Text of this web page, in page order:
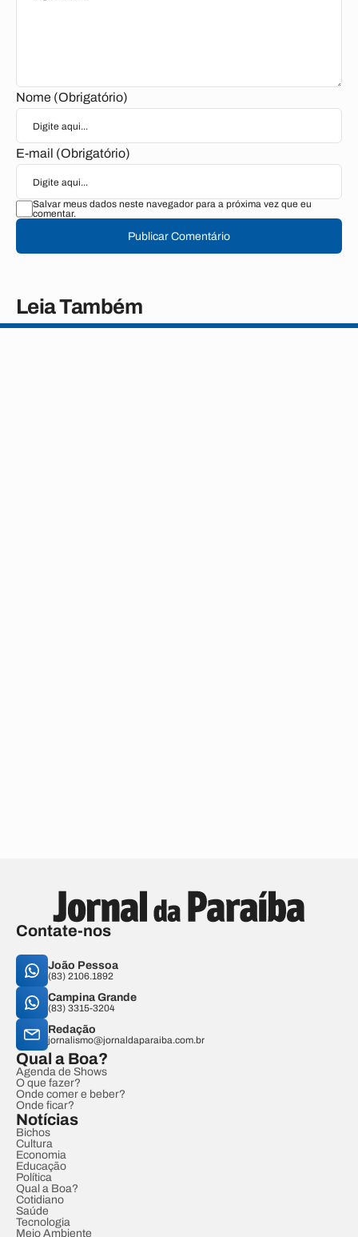
Nome (Obrigatório)
E-mail (Obrigatório)
Salvar meus dados neste navegador para a próxima vez que eu
comentar.
Publicar Comentário
Leia Também
Contate-nos
João Pessoa
(83) 2106.1892
Campina Grande
(83) 3315-3204
Redação
jornalismo@jornaldaparaiba.com.br
Qual a Boa?
Agenda de Shows
O que fazer?
Onde comer e beber?
Onde ficar?
Notícias
Bichos
Cultura
Economia
Educação
Política
Qual a Boa?
Cotidiano
Saúde
Tecnologia
Meio Ambiente